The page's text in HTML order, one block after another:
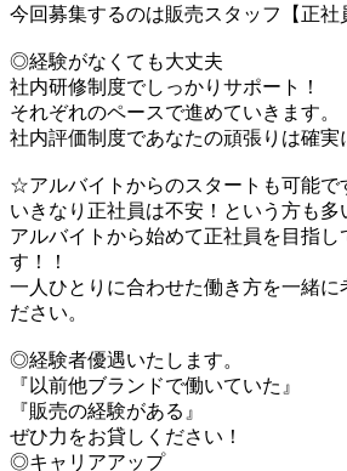
今回募集するのは販売スタッフ【正社
◎経験がなくても大丈夫
社内研修制度でしっかりサポート！
それぞれのペースで進めていきます。
社内評価制度であなたの頑張りは確実
☆アルバイトからのスタートも可能で
いきなり正社員は不安！という方も
アルバイトから始めて正社員を目指し
す！！
一人ひとりに合わせた働き方を一緒に
ださい。
◎経験者優遇いたします。
『以前他ブランドで働いていた』
『販売の経験がある』
ぜひ力をお貸しください！
◎キャリアアップ